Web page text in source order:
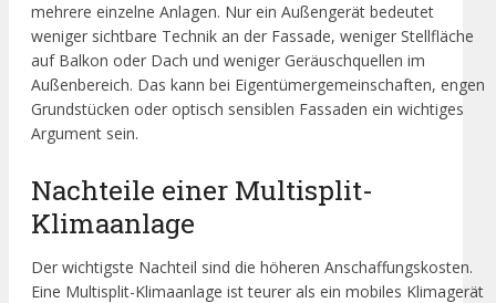
mehrere einzelne Anlagen. Nur ein Außengerät bedeutet
weniger sichtbare Technik an der Fassade, weniger Stellfläche
auf Balkon oder Dach und weniger Geräuschquellen im
Außenbereich. Das kann bei Eigentümergemeinschaften, engen
Grundstücken oder optisch sensiblen Fassaden ein wichtiges
Argument sein.
Nachteile einer Multisplit-
Klimaanlage
Der wichtigste Nachteil sind die höheren Anschaffungskosten.
Eine Multisplit-Klimaanlage ist teurer als ein mobiles Klimagerät